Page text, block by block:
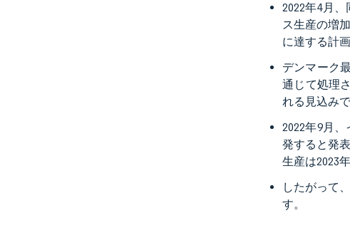
2022年4月
ス生産の増
に達する計
デンマーク
通じて処理
れる見込みで
2022年9月
発すると発
生産は2023
したがって
す。